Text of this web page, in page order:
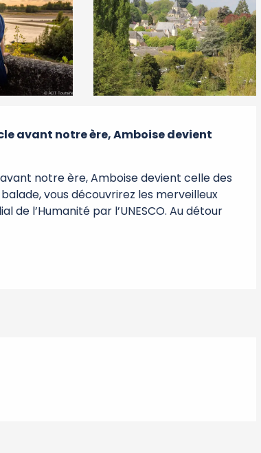
avant notre ère, Amboise devient
notre ère, Amboise devient celle des
vous découvrirez les merveilleux
de l’Humanité par l’UNESCO. Au détour